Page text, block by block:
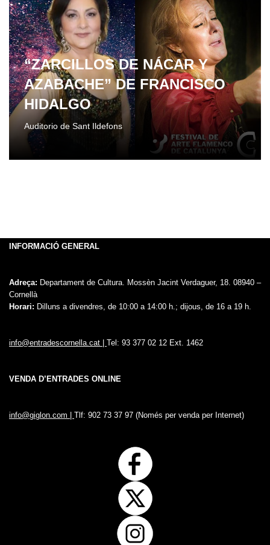
“ZARCILLOS DE NÁCAR Y
AZABACHE” DE FRANCISCO
HIDALGO
Auditorio de Sant Ildefons
INFORMACIÓ GENERAL
Adreça: Departament de Cultura. Mossèn Jacint Verdaguer, 18. 08940 –
Cornellà
Horari: Dilluns a divendres, de 10:00 a 14:00 h.; dijous, de 16 a 19 h.
info@entradescornella.cat | Tel: 93 377 02 12 Ext. 1462
VENDA D’ENTRADES ONLINE
info@giglon.com | Tlf: 902 73 37 97 (Només per venda per Internet)